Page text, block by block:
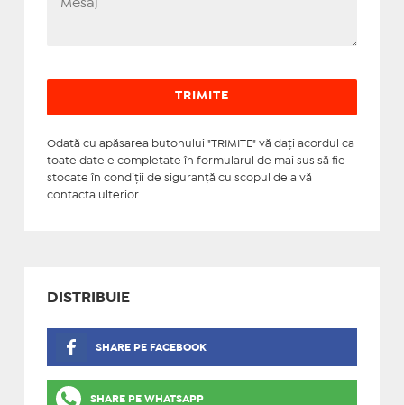
Odată cu apăsarea butonului "TRIMITE" vă daţi acordul ca
toate datele completate în formularul de mai sus să fie
stocate în condiţii de siguranţă cu scopul de a vă
contacta ulterior.
DISTRIBUIE
SHARE PE FACEBOOK
SHARE PE WHATSAPP